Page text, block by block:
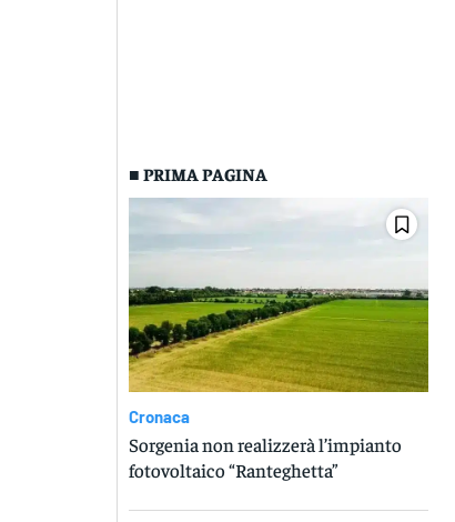
■ PRIMA PAGINA
Cronaca
Sorgenia non realizzerà l’impianto
fotovoltaico “Ranteghetta”